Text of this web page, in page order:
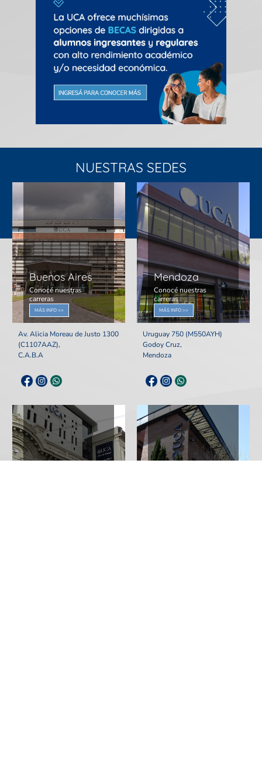
NUESTRAS SEDES
Buenos Aires
Conocé nuestras
carreras
MÁS INFO >>
Av. Alicia Moreau de Justo 1300
(C1107AAZ),
C.A.B.A
Mendoza
Conocé nuestras
carreras
MÁS INFO >>
Uruguay 750 (M550AYH)
Godoy Cruz,
Mendoza